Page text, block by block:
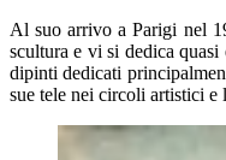
Al suo arrivo a Parigi nel
scultura e vi si dedica
dipinti dedicati
sue tele nei circoli artistici e